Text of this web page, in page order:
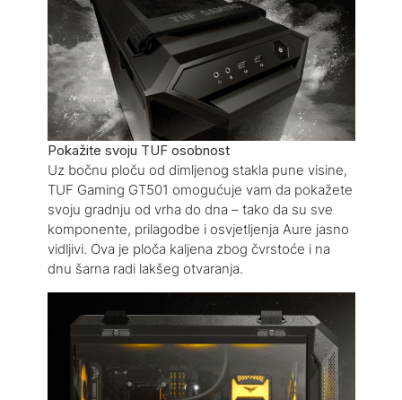
Pokažite svoju TUF osobnost
Uz bočnu ploču od dimljenog stakla pune visine,
TUF Gaming GT501 omogućuje vam da pokažete
svoju gradnju od vrha do dna – tako da su sve
komponente, prilagodbe i osvjetljenja Aure jasno
vidljivi. Ova je ploča kaljena zbog čvrstoće i na
dnu šarna radi lakšeg otvaranja.